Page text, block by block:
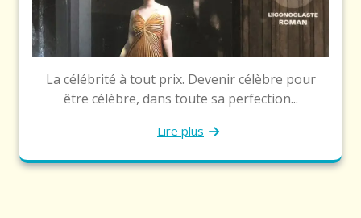
La célébrité à tout prix. Devenir célèbre pour
être célèbre, dans toute sa perfection...
Lire plus